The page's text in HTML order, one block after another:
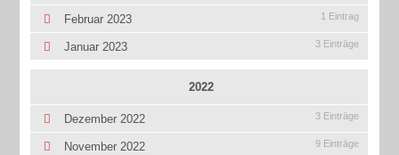
Februar 2023 1 Eintrag
Januar 2023 3 Einträge
2022
Dezember 2022 3 Einträge
November 2022 9 Einträge